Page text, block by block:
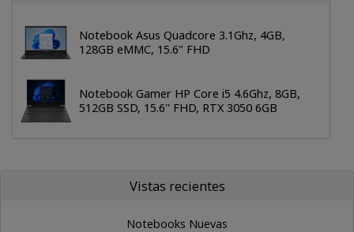
Notebook Asus Quadcore 3.1Ghz, 4GB,
128GB eMMC, 15.6" FHD
Notebook Gamer HP Core i5 4.6Ghz, 8GB,
512GB SSD, 15.6'' FHD, RTX 3050 6GB
Vistas recientes
Notebooks Nuevas